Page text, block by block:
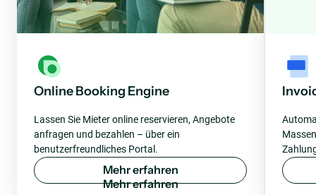
Online Booking Engine
Lassen Sie Mieter online reservieren, Angebote
anfragen und bezahlen – über ein
benutzerfreundliches Portal.
Mehrerfahren